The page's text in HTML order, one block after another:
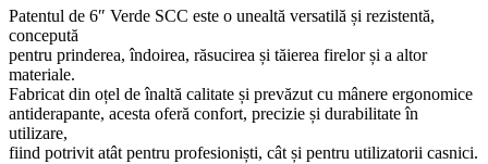
Patentul de 6″ Verde SCC este o unealtă versatilă și rezistentă,
concepută
pentru prinderea, îndoirea, răsucirea și tăierea firelor și a altor
materiale.
Fabricat din oțel de înaltă calitate și prevăzut cu mânere ergonomice
antiderapante, acesta oferă confort, precizie și durabilitate în
utilizare,
fiind potrivit atât pentru profesioniști, cât și pentru utilizatorii casnici.